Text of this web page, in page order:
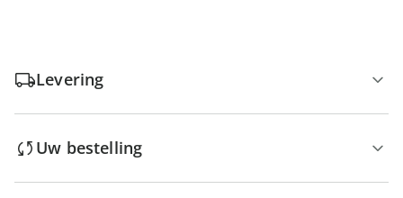
Levering
Uw bestelling